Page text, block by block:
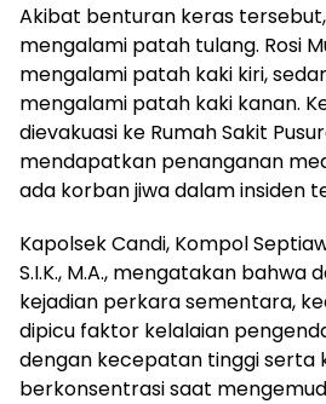
Akibat benturan keras
mengalami patah tulang. Rosi
mengalami patah kaki kiri,
mengalami patah kaki kanan.
dievakuasi ke Rumah Sakit
mendapatkan penanganan
ada korban jiwa dalam insiden
Kapolsek Candi, Kompol
S.I.K., M.A., mengatakan bahwa
kejadian perkara sementara,
dipicu faktor kelalaian
dengan kecepatan tinggi serta
berkonsentrasi saat